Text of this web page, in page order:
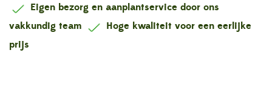
Eigen bezorg en aanplantservice door ons
vakkundig team
Hoge kwaliteit voor een eerlijke
prijs